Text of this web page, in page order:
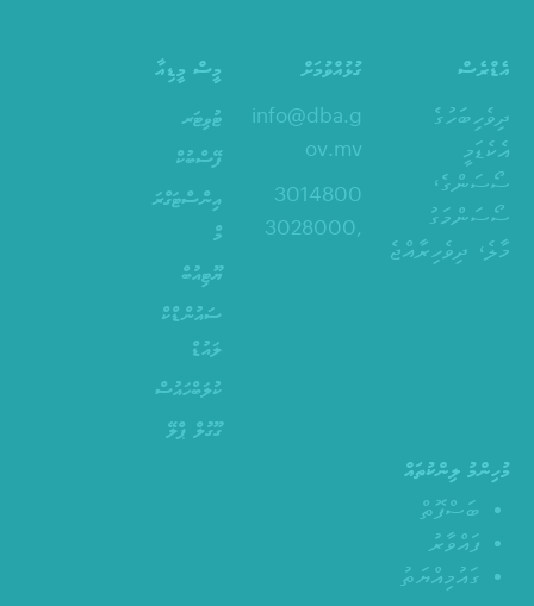
އެޑްރެސް
ދިވެހިބަހުގެ
އެކެޑަމީ
ސޯސަންގެ،
ސޯސަންމަގު
މާލެ، ދިވެހިރާއްޖެ
ގުޅުއްވުމަށް
info@dba.g
ov.mv
3014800
,3028000
މީސް މީޑިއާ
ޓުވިޓަރ
ފޭސްބުކް
އިންސްޓަގްރަ
މް
ޔޫޓިއުބް
ސައުންޑްކް
ލައުޑް
ކުލަބްހައުސް
ގޫގުލް ޕްލޭ
މުހިންމު ލިންކުތައް
ބަސްފޮތް
ފައްވާރު
ގައުމިއްޔަތު